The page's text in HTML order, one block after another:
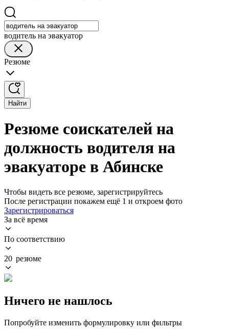
водитель на эвакуатор
Резюме
Найти
Резюме соискателей на
должность водителя на
эвакуаторе в Абинске
Чтобы видеть все резюме, зарегистрируйтесь
После регистрации покажем ещё 1 и откроем фото
Зарегистрироваться
За всё время
По соответствию
20 резюме
Ничего не нашлось
Попробуйте изменить формулировку или фильтры